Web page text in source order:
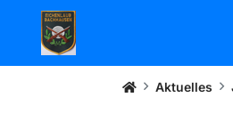
SV Eichenlaub
Aktuelles